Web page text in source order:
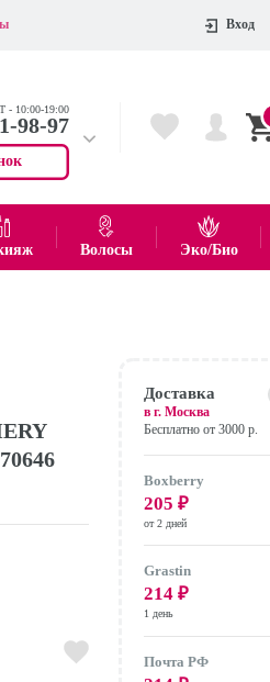
Вход
- 10:00-19:00
98-97
55-75
показать все товары
Волосы Эко/Био
Доставка
в г.Москва
Бесплатно от 3000 р.
Boxberry
205 ₽
от 2 дней
Grastin
214 ₽
1 день
Почта РФ